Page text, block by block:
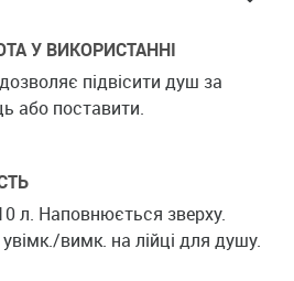
У ВИКОРИСТАННІ
підвісити душ за
або поставити.
л. Наповнюється зверху.
вимк. на лійці для душу.